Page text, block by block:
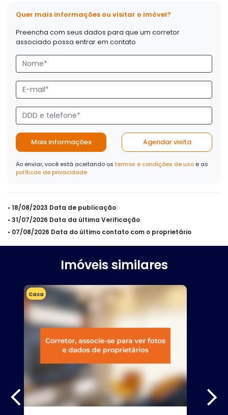
Quer mais informações ou visitar o imóvel?
Preencha com seus dados para que um corretor
associado possa entrar em contato
Mais informações Agendar visita
Ao enviar, você está aceitando os termos e condições de uso e as
políticas de privacidade
• 18/08/2023 Data de publicação
• 31/07/2026 Data da última Verificação
• 07/08/2026 Data do último contato com o proprietário
Imóveis similares
Casa